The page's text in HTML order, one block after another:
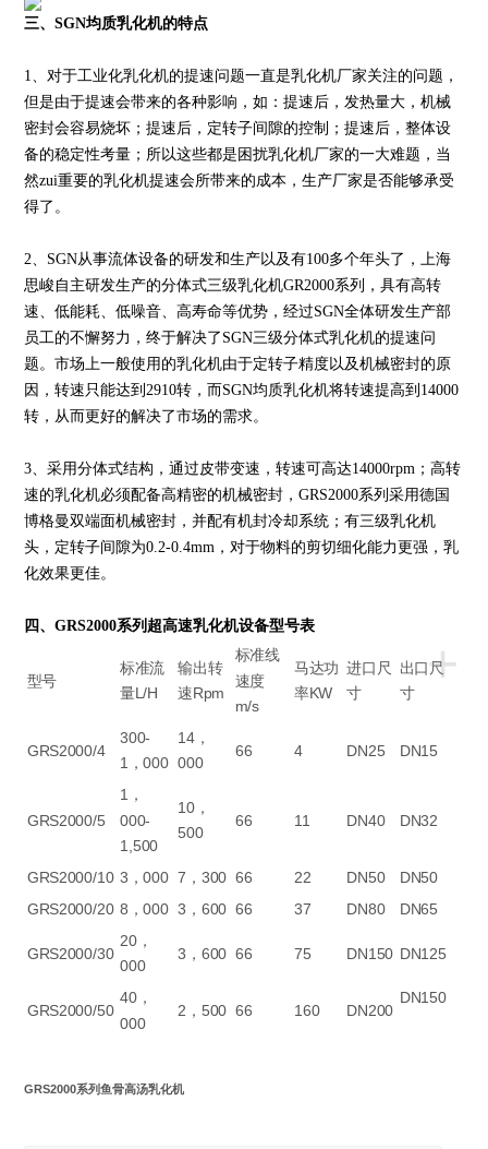
三、SGN均质乳化机的特点
1、对于工业化乳化机的提速问题一直是乳化机厂家关注的问题，
但是由于提速会带来的各种影响，如：提速后，发热量大，机械
密封会容易烧坏；提速后，定转子间隙的控制；提速后，整体设
备的稳定性考量；所以这些都是困扰乳化机厂家的一大难题，当
然zui重要的乳化机提速会所带来的成本，生产厂家是否能够承受
得了。
2、SGN从事流体设备的研发和生产以及有100多个年头了，上海
思峻自主研发生产的分体式三级乳化机GR2000系列，具有高转
速、低能耗、低噪音、高寿命等优势，经过SGN全体研发生产部
员工的不懈努力，终于解决了SGN三级分体式乳化机的提速问
题。市场上一般使用的乳化机由于定转子精度以及机械密封的原
因，转速只能达到2910转，而SGN均质乳化机将转速提高到14000
转，从而更好的解决了市场的需求。
3、采用分体式结构，通过皮带变速，转速可高达14000rpm；高转
速的乳化机必须配备高精密的机械密封，GRS2000系列采用德国
博格曼双端面机械密封，并配有机封冷却系统；有三级乳化机
头，定转子间隙为0.2-0.4mm，对于物料的剪切细化能力更强，乳
化效果更佳。
四、GRS2000系列超高速乳化机设备型号表
+
型号
标准流
量L/H
输出转
速Rpm
标准线
速度
m/s
马达功
率KW
进口尺
寸
出口尺
寸
GRS2000/4
300-
1，000
14，
000
66 4 DN25 DN15
GRS2000/5
1，
000-
1,500
10，
500
66 11 DN40 DN32
GRS2000/10 3，000 7，300 66 22 DN50 DN50
GRS2000/20 8，000 3，600 66 37 DN80 DN65
GRS2000/30
20，
000
3，600 66 75 DN150 DN125
GRS2000/50
40，
000
2，500 66 160 DN200
DN150
GRS2000系列鱼骨高汤乳化机